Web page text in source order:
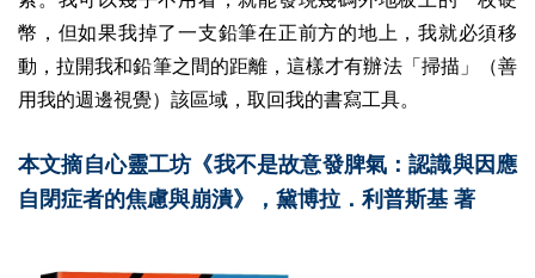
幣，但如果我掉了一支鉛筆在正前方的地上，我就必須移
動，拉開我和鉛筆之間的距離，這樣才有辦法「掃描」（善
用我的週邊視覺）該區域，取回我的書寫工具。
本文摘自心靈工坊《我不是故意發脾氣：認識與因應
自閉症者的焦慮與崩潰》，黛博拉．利普斯基 著